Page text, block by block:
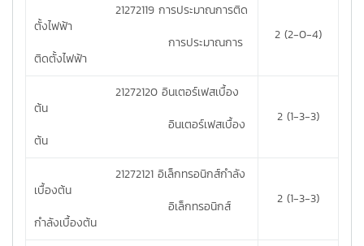
21272119 การประมาณการติด
ตั้งไฟฟ้า
การประมาณการ
ติดตั้งไฟฟ้า
2 (2-0-4)
21272120 อินเตอร์เฟสเบื้อง
ต้น
อินเตอร์เฟสเบื้อง
ต้น
2 (1-3-3)
21272121 อิเล็กทรอนิกส์กำลัง
เบื้องต้น
อิเล็กทรอนิกส์
กำลังเบื้องต้น
2 (1-3-3)